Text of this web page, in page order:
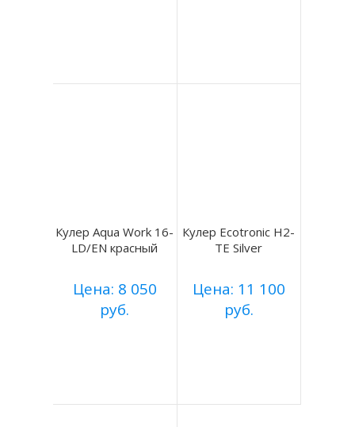
Кулер Aqua Work 16-
LD/EN красный
Цена: 8 050
руб.
Кулер Ecotronic H2-
TE Silver
Цена: 11 100
руб.